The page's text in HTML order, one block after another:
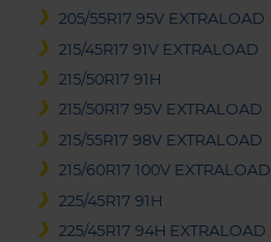
205/55R17 95V EXTRALOAD
215/45R17 91V EXTRALOAD
215/50R17 91H
215/50R17 95V EXTRALOAD
215/55R17 98V EXTRALOAD
215/60R17 100V EXTRALOAD
225/45R17 91H
225/45R17 94H EXTRALOAD